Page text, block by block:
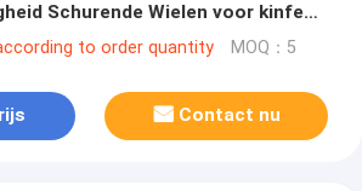
Schurende Wielen voor kinfe
to order quantity MOQ：5
Contact nu